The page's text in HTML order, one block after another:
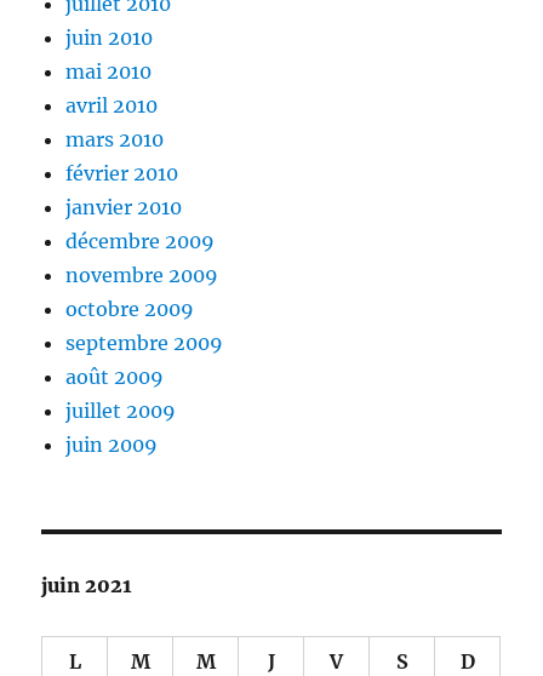
juin 2010
mai 2010
avril 2010
mars 2010
février 2010
janvier 2010
décembre 2009
novembre 2009
octobre 2009
septembre 2009
août 2009
juillet 2009
juin 2009
juin 2021
L M M J V S D